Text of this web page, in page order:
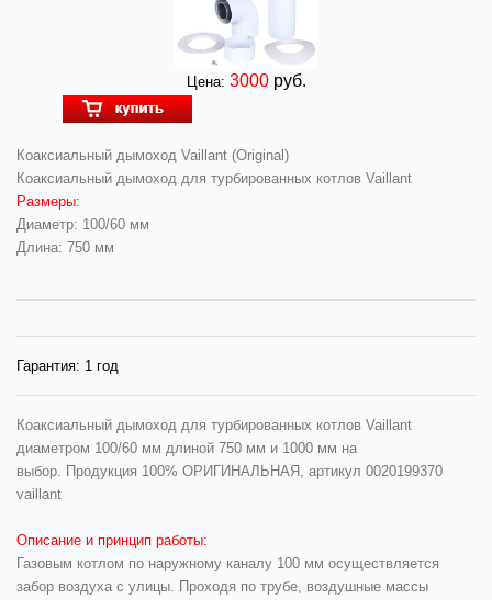
Цена: 3000 руб.
Коаксиальный дымоход Vaillant (Original)
Коаксиальный дымоход для турбированных котлов Vaillant
Размеры:
Диаметр: 100/60 мм
Длина: 750 мм
Гарантия: 1 год
Коаксиальный дымоход для турбированных котлов Vaillant
диаметром 100/60 мм длиной 750 мм и 1000 мм на
выбор. Продукция 100% ОРИГИНАЛЬНАЯ, артикул 0020199370
vaillant
Описание и принцип работы:
Газовым котлом по наружному каналу 100 мм осуществляется
забор воздуха с улицы. Проходя по трубе, воздушные массы